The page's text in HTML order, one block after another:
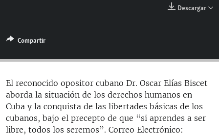
ESPECIALES
LA REALIDAD DE LA VIVIENDA EN CUBA
SER VIEJO EN CUBA
KENTU-CUBANO
LOS SANTOS DE HIALEAH
DESINFORMACIÓN RUSA EN AMÉRICA LATINA
MULTIMEDIA
EDITORIALES
SÍGUENOS
Descargar
Compartir
El reconocido opositor cubano Dr. Oscar Elías Biscet
aborda la situación de los derechos humanos en
Cuba y la conquista de las libertades básicas de los
cubanos, bajo el precepto de que “si aprendes a ser
libre, todos los seremos”. Correo Electrónico: